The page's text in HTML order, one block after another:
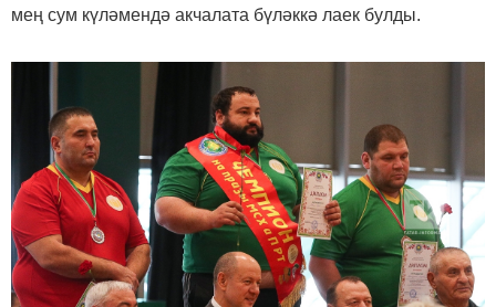
мең сум күләмендә акчалата бүләккә лаек булды.